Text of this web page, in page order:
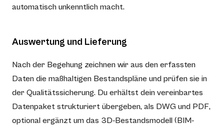
automatisch unkenntlich macht.
Auswertung und Lieferung
Nach der Begehung zeichnen wir aus den erfassten
Daten die maßhaltigen Bestandspläne und prüfen sie in
der Qualitätssicherung. Du erhältst dein vereinbartes
Datenpaket strukturiert übergeben, als DWG und PDF,
optional ergänzt um das 3D-Bestandsmodell (BIM-